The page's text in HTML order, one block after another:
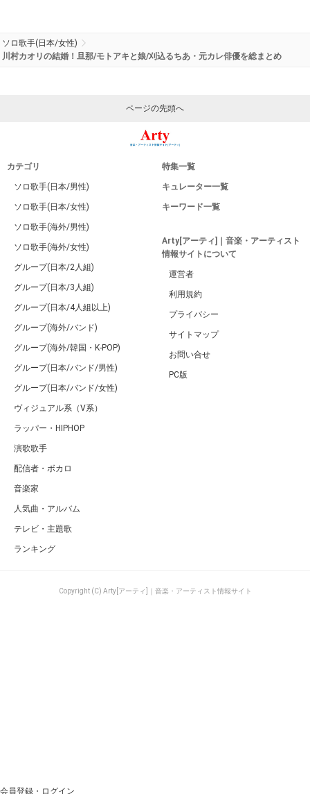
ソロ歌手(日本/女性)
川村カオリの結婚！旦那/モトアキと娘/刈込るちあ・元カレ俳優を総まとめ
ページの先頭へ
カテゴリ
ソロ歌手(日本/男性)
ソロ歌手(日本/女性)
ソロ歌手(海外/男性)
ソロ歌手(海外/女性)
グループ(日本/2人組)
グループ(日本/3人組)
グループ(日本/4人組以上)
グループ(海外/バンド)
グループ(海外/韓国・K-POP)
グループ(日本/バンド/男性)
グループ(日本/バンド/女性)
ヴィジュアル系（V系）
ラッパー・HIPHOP
演歌歌手
配信者・ボカロ
音楽家
人気曲・アルバム
テレビ・主題歌
ランキング
特集一覧
キュレーター一覧
キーワード一覧
Arty[アーティ]｜音楽・アーティスト
情報サイトについて
運営者
利用規約
プライバシー
サイトマップ
お問い合せ
PC版
Copyright (C) Arty[アーティ]｜音楽・アーティスト情報サイト
会員登録・ログイン